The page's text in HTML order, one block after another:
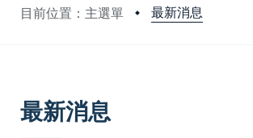
目前位置：主選單 最新消息
最新消息